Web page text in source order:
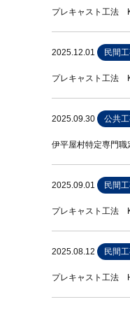
プレキャスト工法
2025.12.01 民間
プレキャスト工法
2025.09.30 公共
伊平屋村特定専門
2025.09.01 民間
プレキャスト工法
2025.08.12 民間
プレキャスト工法